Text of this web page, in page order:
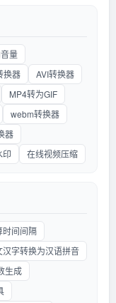
量
换器
AVI转换器
MP4转为GIF
webm转换器
器
印 在线视频压缩
时间间隔
汉字转换为汉语拼音
生成